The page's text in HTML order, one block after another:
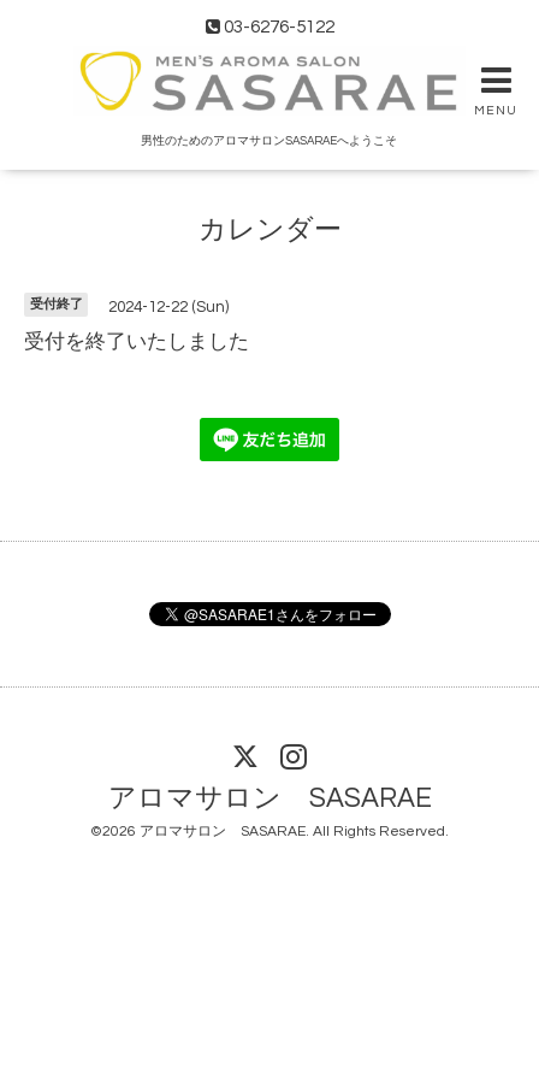
03-6276-5122
MENU
男性のためのアロマサロンSASARAEへようこそ
カレンダー
受付終了 2024-12-22 (Sun)
受付を終了いたしました
アロマサロン SASARAE
©2026 アロマサロン SASARAE. All Rights Reserved.